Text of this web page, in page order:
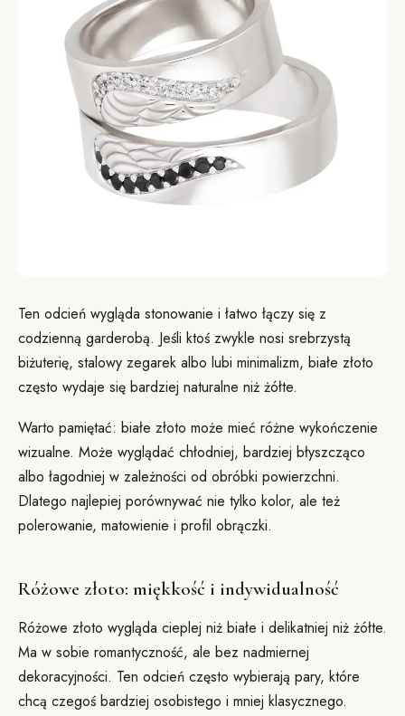
Ten odcień wygląda stonowanie i łatwo łączy się z
codzienną garderobą. Jeśli ktoś zwykle nosi srebrzystą
biżuterię, stalowy zegarek albo lubi minimalizm, białe złoto
często wydaje się bardziej naturalne niż żółte.
Warto pamiętać: białe złoto może mieć różne wykończenie
wizualne. Może wyglądać chłodniej, bardziej błyszcząco
albo łagodniej w zależności od obróbki powierzchni.
Dlatego najlepiej porównywać nie tylko kolor, ale też
polerowanie, matowienie i profil obrączki.
Różowe złoto: miękkość i indywidualność
Różowe złoto wygląda cieplej niż białe i delikatniej niż żółte.
Ma w sobie romantyczność, ale bez nadmiernej
dekoracyjności. Ten odcień często wybierają pary, które
chcą czegoś bardziej osobistego i mniej klasycznego.